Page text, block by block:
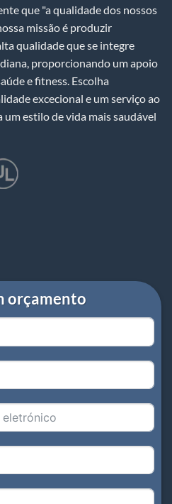
que "a qualidade dos nossos
missão é produzir
qualidade que se integre
proporcionando um apoio
e fitness. Escolha
excecional e um serviço ao
estilo de vida mais saudável
orçamento